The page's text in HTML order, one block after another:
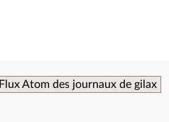
Flux Atom des journaux de gilax